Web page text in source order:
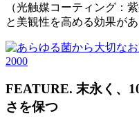
（光触媒コーティング：
と美観性を高める効果があ
FEATURE. 末永く、
さを保つ